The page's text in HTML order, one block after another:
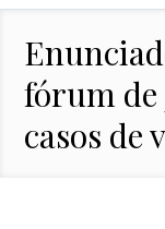
fórum
casos de